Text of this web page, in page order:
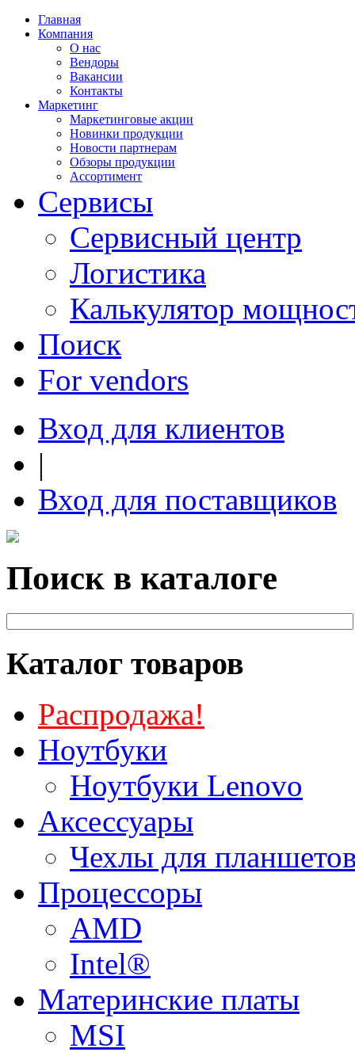
Главная
Компания
О нас
Вендоры
Вакансии
Контакты
Маркетинг
Маркетинговые акции
Новинки продукции
Новости партнерам
Обзоры продукции
Ассортимент
Сервисы
Сервисный центр
Логистика
Калькулятор
Поиск
For vendors
Вход для клиентов
|
Вход для поставщиков
Поиск в каталоге
Каталог товаров
Распродажа!
Ноутбуки
Ноутбуки Lenovo
Аксессуары
Чехлы для
Процессоры
AMD
Intel®
Материнские платы
MSI